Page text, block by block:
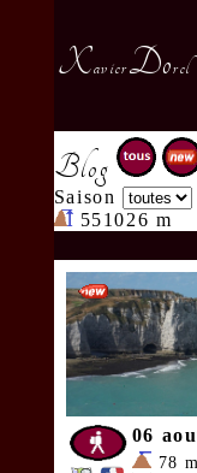
XavierDorel
Blog
Saison
551026 m
06
78 m